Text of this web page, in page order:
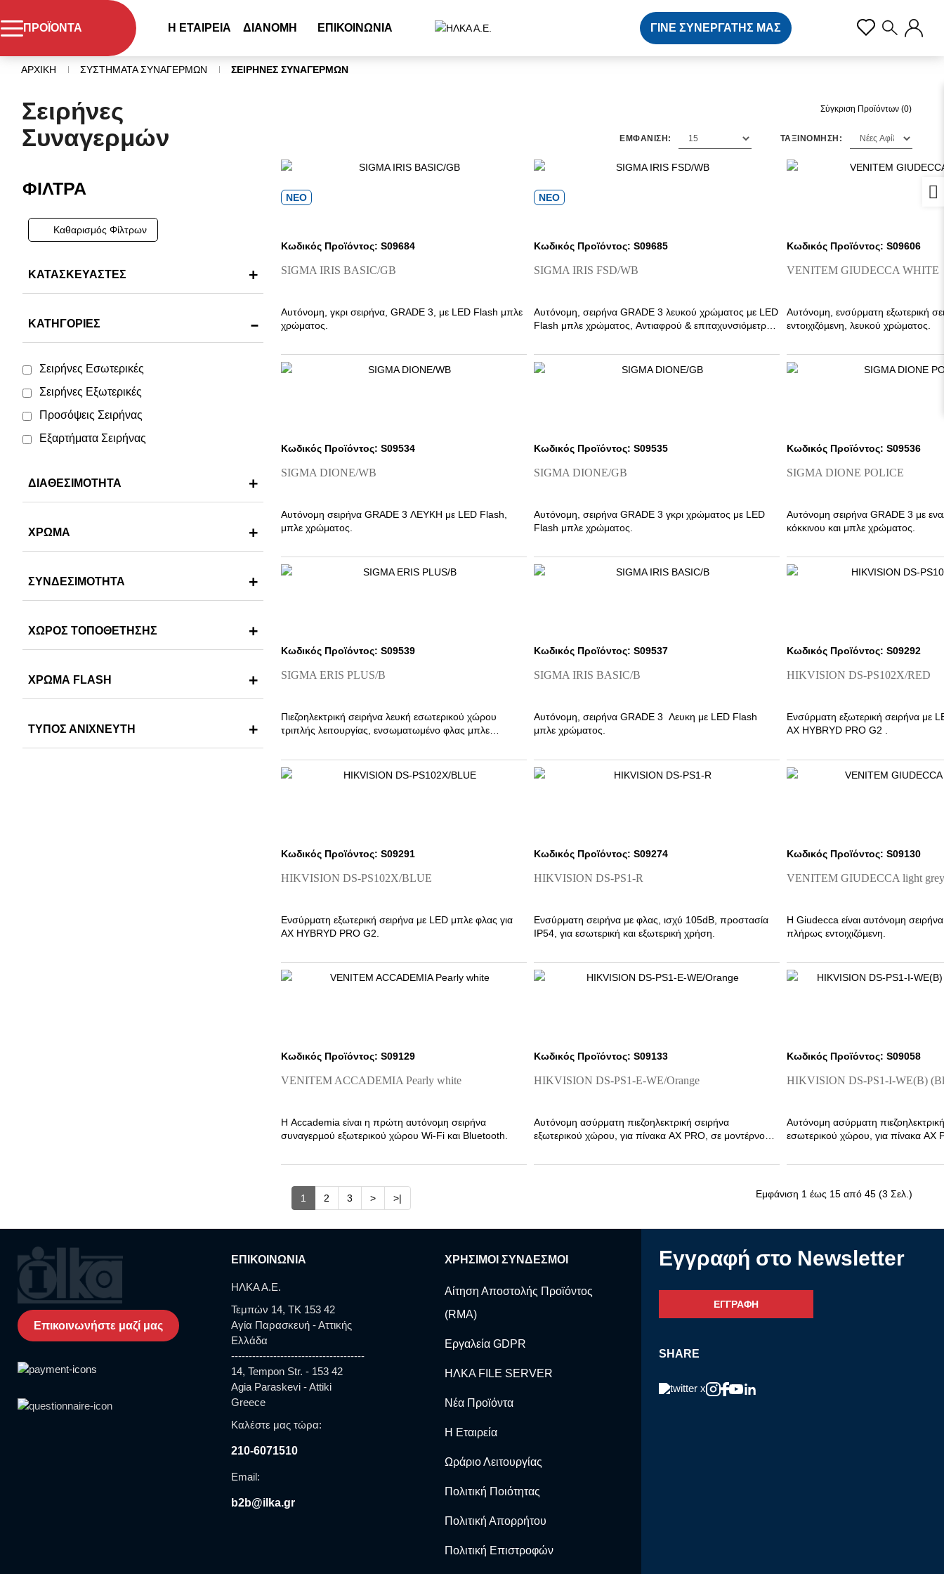
ΠΡΟΪΟΝΤΑ Η ΕΤΑΙΡΕΙΑ ΔΙΑΝΟΜΗ ΕΠΙΚΟΙΝΩΝΙΑ ΓΙΝΕ ΣΥΝΕΡΓΑΤΗΣ ΜΑΣ
ΑΡΧΙΚΗ ΣΥΣΤΗΜΑΤΑ ΣΥΝΑΓΕΡΜΩΝ ΣΕΙΡΗΝΕΣ ΣΥΝΑΓΕΡΜΩΝ
Σειρήνες
Συναγερμών
ΦΙΛΤΡΑ
Καθαρισμός Φίλτρων
ΚΑΤΑΣΚΕΥΑΣΤΕΣ
ΚΑΤΗΓΟΡΙΕΣ
Σειρήνες Εσωτερικές
Σειρήνες Εξωτερικές
Προσόψεις Σειρήνας
Εξαρτήματα Σειρήνας
ΔΙΑΘΕΣΙΜΟΤΗΤΑ
ΧΡΩΜΑ
ΣΥΝΔΕΣΙΜΟΤΗΤΑ
ΧΩΡΟΣ ΤΟΠΟΘΕΤΗΣΗΣ
ΧΡΩΜΑ FLASH
ΤΥΠΟΣ ΑΝΙΧΝΕΥΤΗ
Σύγκριση Προϊόντων (0)
ΤΑΞΙΝΟΜΗΣΗ:
ΕΜΦΑΝΙΣΗ:
ΝΕΟ
Κωδικός Προϊόντος: S09684
SIGMA IRIS BASIC/GB
Αυτόνομη, γκρι σειρήνα, GRADE 3, με LED Flash μπλε
χρώματος.
ΝΕΟ
Κωδικός Προϊόντος: S09685
SIGMA IRIS FSD/WB
Αυτόνομη, σειρήνα GRADE 3 λευκού χρώματος με LED
Flash μπλε χρώματος, Αντιαφρού & επιταχυνσιόμετρο
τρυπήματα
Κωδικός Προϊόντος: S09606
VENITEM GIUDECCA WHITE
Αυτόνομη, ενσύρματη εξωτερική
εντοιχιζόµενη, λευκού χρώματος.
Κωδικός Προϊόντος: S09534
SIGMA DIONE/WB
Αυτόνομη σειρήνα GRADE 3 ΛΕΥΚΗ με LED Flash,
μπλε χρώματος.
Κωδικός Προϊόντος: S09535
SIGMA DIONE/GB
Αυτόνομη, σειρήνα GRADE 3 γκρι χρώματος με LED
Flash μπλε χρώματος.
Κωδικός Προϊόντος: S09536
SIGMA DIONE POLICE
Αυτόνομη σειρήνα GRADE 3 με
κόκκινου και μπλε χρώματος.
Κωδικός Προϊόντος: S09539
SIGMA ERIS PLUS/B
Πιεζοηλεκτρική σειρήνα λευκή εσωτερικού χώρου
τριπλής λειτουργίας, ενσωματωμένο φλας μπλε
Κωδικός Προϊόντος: S09537
SIGMA IRIS BASIC/B
Αυτόνομη, σειρήνα GRADE 3 Λευκη με LED Flash
μπλε χρώματος.
Κωδικός Προϊόντος: S09292
HIKVISION DS-PS102X/RED
Ενσύρματη εξωτερική σειρήνα με
AX HYBRYD PRO G2 .
Κωδικός Προϊόντος: S09291
HIKVISION DS-PS102X/BLUE
Ενσύρματη εξωτερική σειρήνα με LED μπλε φλας για
AX HYBRYD PRO G2.
Κωδικός Προϊόντος: S09274
HIKVISION DS-PS1-R
Ενσύρματη σειρήνα με φλας, ισχύ 105dB, προστασία
IP54, για εσωτερική και εξωτερική χρήση.
Κωδικός Προϊόντος: S09130
VENITEM GIUDECCA light grey
Η Giudecca είναι αυτόνοµη
πλήρως εντοιχιζόµενη.
Κωδικός Προϊόντος: S09129
VENITEM ACCADEMIA Pearly white
Η Accademia είναι η πρώτη αυτόνοµη σειρήνα
συναγερµού εξωτερικού χώρου Wi-Fi και Bluetooth.
Κωδικός Προϊόντος: S09133
HIKVISION DS-PS1-E-WE/Orange
Αυτόνομη ασύρματη πιεζοηλεκτρική σειρήνα
εξωτερικού χώρου, για πίνακα AX PRO, σε μοντέρνο
Κωδικός Προϊόντος: S09058
HIKVISION DS-PS1-I-WE(B)
Αυτόνομη ασύρματη
εσωτερικού χώρου, για πίνακα AX
1 2 3 > >| Εμφάνιση 1 έως 15 από 45 (3 Σελ.)
Επικοινωνήστε μαζί μας
ΕΠΙΚΟΙΝΩΝΙΑ
ΗΛΚΑ Α.Ε.
Τεμπών 14, TK 153 42
Αγία Παρασκευή - Αττικής
Ελλάδα
--------------------------------------
14, Tempon Str. - 153 42
Agia Paraskevi - Attiki
Greece
Καλέστε μας τώρα:
210-6071510
Email:
b2b@ilka.gr
ΧΡΗΣΙΜΟΙ ΣΥΝΔΕΣΜΟΙ
Αίτηση Αποστολής Προϊόντος
(RMA)
Εργαλεία GDPR
ΗΛΚΑ FILE SERVER
Νέα Προϊόντα
Η Εταιρεία
Ωράριο Λειτουργίας
Πολιτική Ποιότητας
Πολιτική Απορρήτου
Πολιτική Επιστροφών
Eγγραφή στο Newsletter
ΕΓΓΡΑΦΗ
SHARE